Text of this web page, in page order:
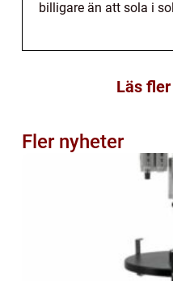
billigare än att sola i
Läs
Fler nyheter